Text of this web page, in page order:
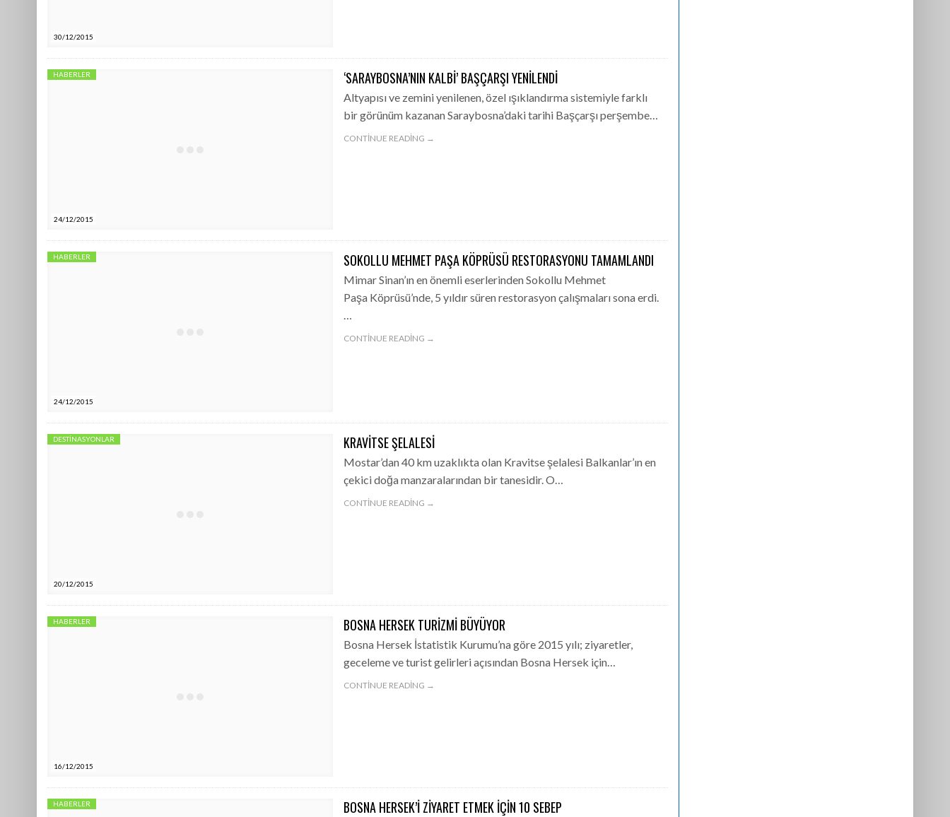
30/12/2015
24/12/2015
HABERLER ‘SARAYBOSNA’NIN KALBI’ BAŞÇARŞI YENILENDI
Altyapısı ve zemini yenilenen, özel ışıklandırma sistemiyle farklı
bir görünüm kazanan Saraybosna’daki tarihi Başçarşı perşembe…
CONTINUE READING →
24/12/2015
HABERLER SOKOLLU MEHMET PAŞA KÖPRÜSÜ RESTORASYONU TAMAMLANDI
Mimar Sinan’ın en önemli eserlerinden Sokollu Mehmet
Paşa Köprüsü’nde, 5 yıldır süren restorasyon çalışmaları sona erdi.
…
CONTINUE READING →
20/12/2015
DESTINASYONLAR KRAVITSE ŞELALESI
Mostar’dan 40 km uzaklıkta olan Kravitse şelalesi Balkanlar’ın en
çekici doğa manzaralarından bir tanesidir. O…
CONTINUE READING →
16/12/2015
HABERLER BOSNA HERSEK TURIZMI BÜYÜYOR
Bosna Hersek İstatistik Kurumu’na göre 2015 yılı; ziyaretler,
geceleme ve turist gelirleri açısından Bosna Hersek için…
CONTINUE READING →
HABERLER BOSNA HERSEK’I ZIYARET ETMEK İÇIN 10 SEBEP